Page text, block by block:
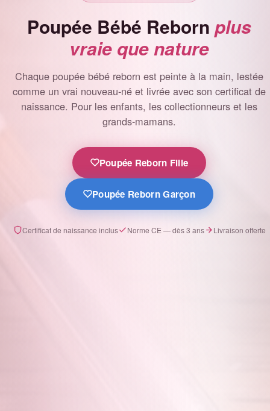
Poupée Bébé Reborn plus
vraie que nature
Chaque poupée bébé reborn est peinte à la main, lestée
comme un vrai nouveau-né et livrée avec son certificat de
naissance. Pour les enfants, les collectionneurs et les
grands-mamans.
Poupée Reborn Fille
Poupée Reborn Garçon
Certificat de naissance inclus Norme CE — dès 3 ans Livraison offerte